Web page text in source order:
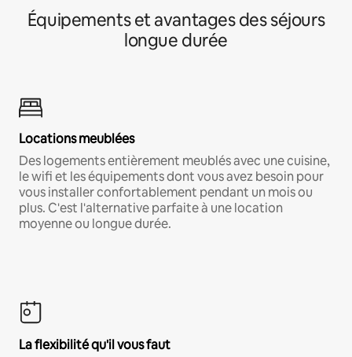
Équipements et avantages des séjours
longue durée
Locations meublées
Des logements entièrement meublés avec une cuisine,
le wifi et les équipements dont vous avez besoin pour
vous installer confortablement pendant un mois ou
plus. C'est l'alternative parfaite à une location
moyenne ou longue durée.
La flexibilité qu'il vous faut